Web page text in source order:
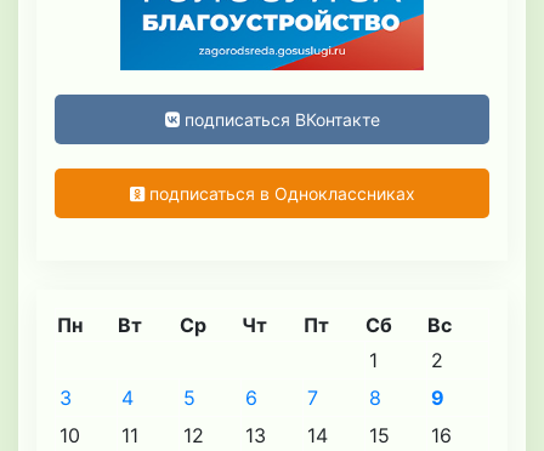
подписаться ВКонтакте
подписаться в Одноклассниках
Пн Вт Ср Чт Пт Сб Вс
1
2
3
4 5 6 7 8
9
10
11 12 13 14 15
16